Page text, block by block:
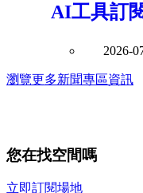
AI工具訂
屆畢業生
8000元
2026-
瀏覽更多新聞專區資訊
您在找空間嗎
立即訂閱場地